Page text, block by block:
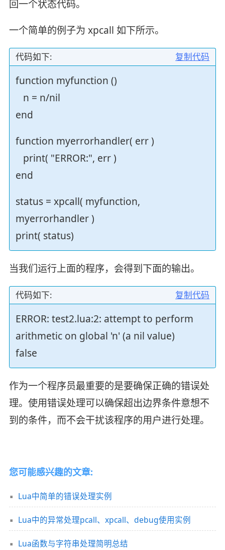
回一个状态代码。
一个简单的例子为 xpcall 如下所示。
复制代码
代码如下:
function myfunction ()
n = n/nil
end
function myerrorhandler( err )
print( "ERROR:", err )
end
status = xpcall( myfunction,
myerrorhandler )
print( status)
当我们运行上面的程序，会得到下面的输出。
复制代码
代码如下:
ERROR: test2.lua:2: attempt to perform
arithmetic on global 'n' (a nil value)
false
作为一个程序员最重要的是要确保正确的错误处
理。使用错误处理可以确保超出边界条件意想不
到的条件，而不会干扰该程序的用户进行处理。
您可能感兴趣的文章:
Lua中简单的错误处理实例
Lua中的异常处理pcall、xpcall、debug使用实例
Lua函数与字符串处理简明总结